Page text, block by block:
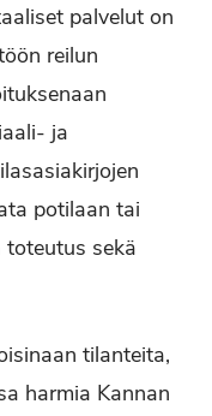
palvelut on
reilun
ja
potilaan tai
sekä
tilanteita,
harmia Kannan